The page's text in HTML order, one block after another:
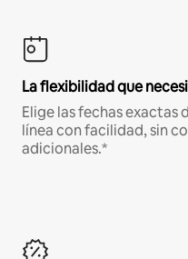
La flexibilidad que
Elige las fechas exactas
línea con facilidad, sin
adicionales.*